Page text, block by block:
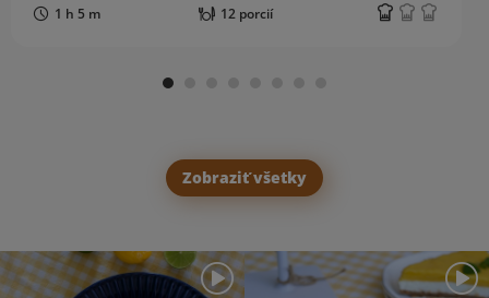
1 h 5 m 12 porcií
Zobraziť všetky